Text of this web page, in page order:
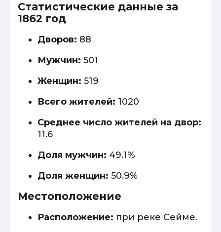
Статистические данные за
1862 год
Дворов: 88
Мужчин: 501
Женщин: 519
Всего жителей: 1020
Среднее число жителей на двор:
11.6
Доля мужчин: 49.1%
Доля женщин: 50.9%
Местоположение
Расположение: при реке Сейме.